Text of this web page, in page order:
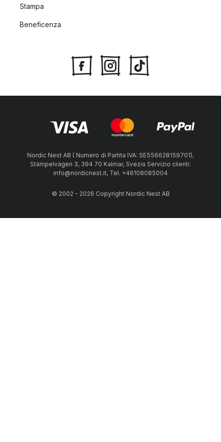
Stampa
Beneficenza
Nordic Nest AB ( Numero di Partita IVA: SE556628159701),
Stämpelvägen 3, 394 70 Kalmar, Svezia Servizio clienti:
info@nordicnest.it, Tel. +46108085004
© 2002 - 2026 Copyright Nordic Nest AB